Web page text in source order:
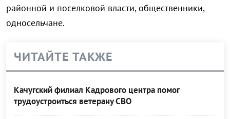
районной и поселковой власти, общественники,
односельчане.
ЧИТАЙТЕ ТАКЖЕ
Качугский филиал Кадрового центра помог
трудоустроиться ветерану СВО